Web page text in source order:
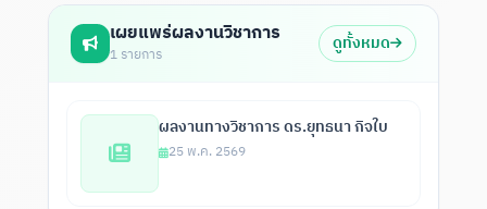
เผยแพร่ผลงานวิชาการ
1 รายการ ดูทั้งหมด
ผลงานทางวิชาการ ดร.ยุทธนา กิจใบ
25 พ.ค. 2569